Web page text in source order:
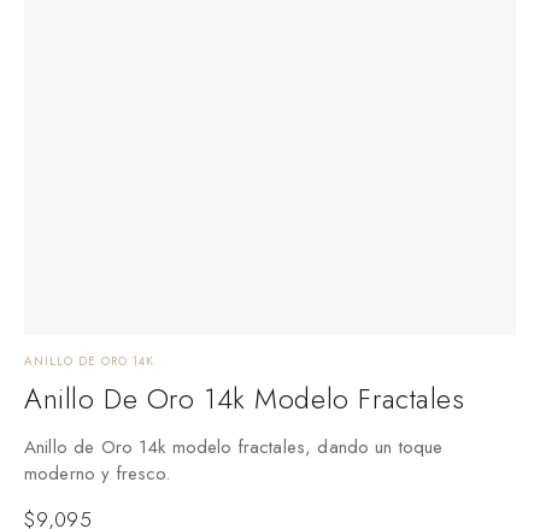
ANILLO DE ORO 14K
Anillo De Oro 14k Modelo Fractales
Anillo de Oro 14k modelo fractales, dando un toque
moderno y fresco.
$9,095